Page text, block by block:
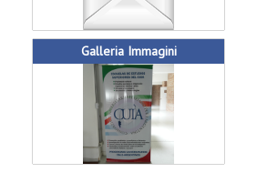
Galleria Immagini